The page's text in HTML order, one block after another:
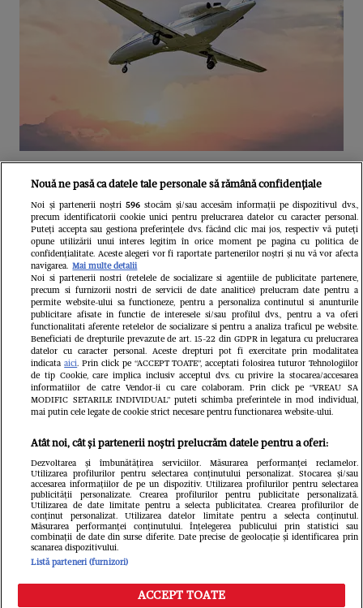
Unul dintre cele mai folosite
aeroporturi din Europa își închide
complet porțile timp de trei luni.
Milioane de pasageri, afectați
Un vecin instruit poate salva
o viață. Vezi despre ce e
vorba
Intră în
IKEA
Nouă ne pasă ca datele tale personale să rămână confidențiale
Noi și partenerii noștri 596stocăm și/sau accesăm informații pe dispozitivul dvs.,
precum identificatorii cookie unici pentru prelucrarea datelor cu caracter personal.
Puteți accepta sau gestiona preferințele dvs. făcând clic mai jos, respectiv vă puteți
opune utilizării unui interes legitim în orice moment pe pagina cu politica de
confidențialitate. Aceste alegeri vor fi raportate partenerilor noștri și nu vă vor afecta
navigarea. Mai multe detalii
Noi si partenerii nostri (retelele de socializare si agentiile de publicitate partenere,
precum si furnizorii nostri de servicii de date analitice) prelucram date pentru a
permite website-ului sa functioneze, pentru a personaliza continutul si anunturile
publicitare afisate in functie de interesele si/sau profilul dvs., pentru a va oferi
functionalitati aferente retelelor de socializare si pentru a analiza traficul pe website.
Beneficiati de drepturile prevazute de art. 15-22 din GDPR in legatura cu prelucrarea
datelor cu caracter personal. Aceste drepturi pot fi exercitate prin modalitatea
indicataaici. Prin click pe “ACCEPT TOATE”, acceptati folosirea tuturor Tehnologiilor
de tip Cookie, care implica inclusiv acceptul dvs. cu privire la stocarea/accesarea
informatiilor de catre Vendor-ii cu care colaboram. Prin click pe “VREAU SA
MODIFIC SETARILE INDIVIDUAL” puteti schimba preferintele in mod individual,
mai putin cele legate de cookie strict necesare pentru functionarea website-ului.
Atât noi, cât și partenerii noștri prelucrăm datele pentru a oferi:
Dezvoltarea și îmbunătățirea serviciilor. Măsurarea performanței reclamelor.
Utilizarea profilurilor pentru selectarea conținutului personalizat. Stocarea și/sau
accesarea informațiilor de pe un dispozitiv. Utilizarea profilurilor pentru selectarea
publicității personalizate. Crearea profilurilor pentru publicitate personalizată.
Utilizarea de date limitate pentru a selecta publicitatea. Crearea profilurilor de
conținut personalizat. Utilizarea datelor limitate pentru a selecta conținutul.
Măsurarea performanței conținutului. Înțelegerea publicului prin statistici sau
combinații de date din surse diferite. Date precise de geolocație și identificarea prin
scanarea dispozitivului.
Listă parteneri (furnizori)
ACCEPT TOATE